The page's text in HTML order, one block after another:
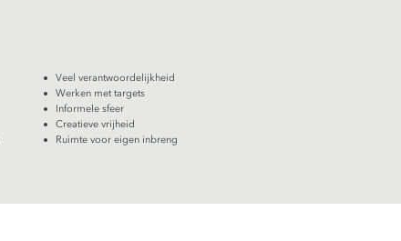
Veel verantwoordelijkheid
Werken met targets
Informele sfeer
Creatieve vrijheid
Ruimte voor eigen inbreng